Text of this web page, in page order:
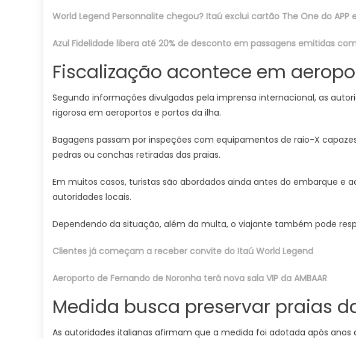
World Legend Personnalite chegou? Itaú exclui cartão The One do
Azul Fidelidade libera até 20% de desconto em passagens emitidas
Fiscalização acontece em
Segundo informações divulgadas pela imprensa internacional, as
rigorosa em aeroportos e portos da ilha.
Bagagens passam por inspeções com equipamentos de raio-X
pedras ou conchas retiradas das praias.
Em muitos casos, turistas são abordados ainda antes do embarque e
autoridades locais.
Dependendo da situação, além da multa, o viajante também pode
Clientes já começam a receber convite do Itaú World Legend
Aeroporto de Fernando de Noronha terá nova sala VIP da AMBAAR
Medida busca preservar praias
As autoridades italianas afirmam que a medida foi adotada após